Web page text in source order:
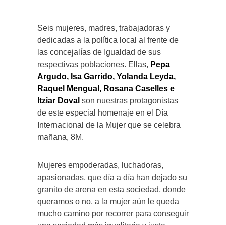
Seis mujeres, madres, trabajadoras y
dedicadas a la política local al frente de
las concejalías de Igualdad de sus
respectivas poblaciones. Ellas, Pepa
Argudo, Isa Garrido, Yolanda Leyda,
Raquel Mengual, Rosana Caselles e
Itziar Doval son nuestras protagonistas
de este especial homenaje en el Día
Internacional de la Mujer que se celebra
mañana, 8M.
Mujeres empoderadas, luchadoras,
apasionadas, que día a día han dejado su
granito de arena en esta sociedad, donde
queramos o no, a la mujer aún le queda
mucho camino por recorrer para conseguir